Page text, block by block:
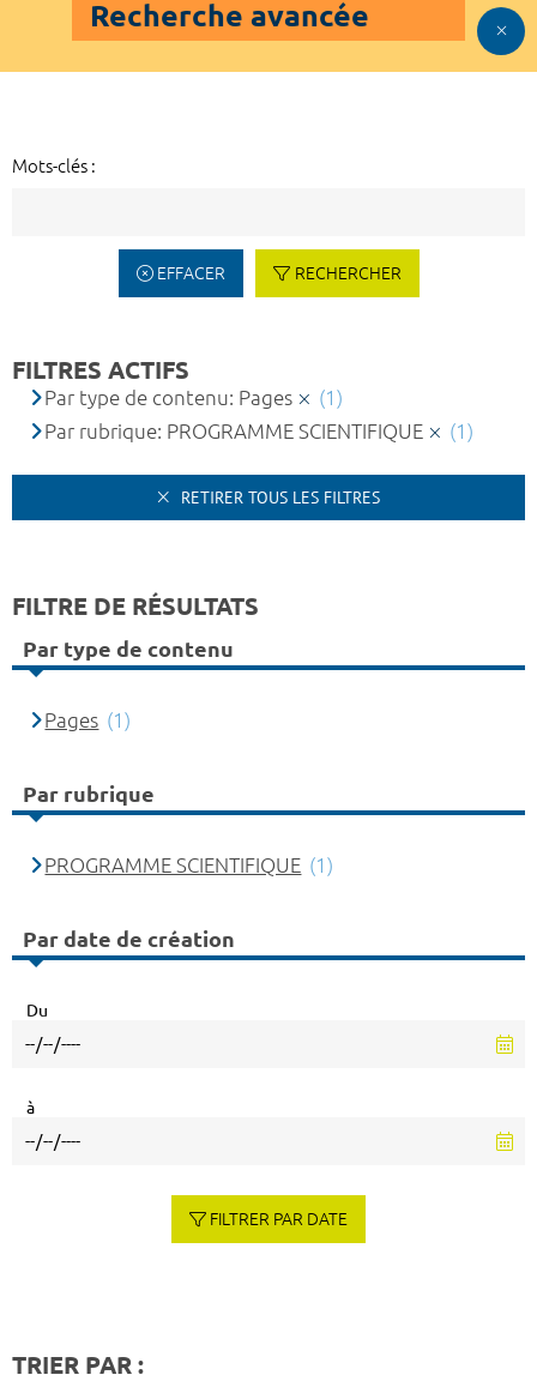
Recherche avancée
Mots-clés :
EFFACER RECHERCHER
FILTRES ACTIFS
Par type de contenu: Pages
(1)
Par rubrique: PROGRAMME SCIENTIFIQUE
(1)
RETIRER TOUS LES FILTRES
FILTRE DE RÉSULTATS
Par type de contenu
Pages (1)
Par rubrique
PROGRAMME SCIENTIFIQUE (1)
Par date de création
Du
à
FILTRER PAR DATE
TRIER PAR :